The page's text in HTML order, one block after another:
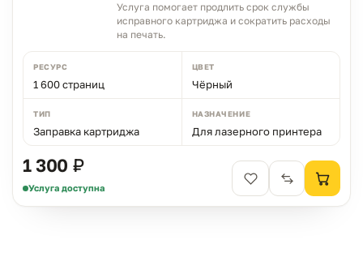
Услуга помогает продлить срок службы
исправного картриджа и сократить расходы
на печать.
РЕСУРС
1 600 страниц
ЦВЕТ
Чёрный
ТИП
Заправка картриджа
НАЗНАЧЕНИЕ
Для лазерного принтера
1 300 ₽
Услуга доступна
MAX WhatsApp Telegram
neoprint_ykt@mail.ru
Быстрые действия
Статус заказа
Подбор картриджа
Подбор принтера